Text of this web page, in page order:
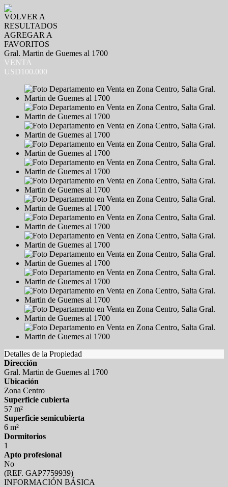
VOLVER A
RESULTADOS
AGREGAR A
FAVORITOS
Gral. Martin de Guemes al 1700
VENTA
USD100.000
Detalles de la Propiedad
Dirección
Gral. Martin de Guemes al 1700
Ubicación
Zona Centro
Superficie cubierta
57 m²
Superficie semicubierta
6 m²
Dormitorios
1
Apto profesional
No
(REF. GAP7759939)
INFORMACIÓN BÁSICA